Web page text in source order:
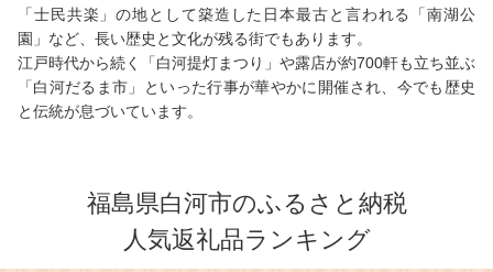
「士民共楽」の地として築造した日本最古と言われる「南湖公
園」など、長い歴史と文化が残る街でもあります。
江戸時代から続く「白河提灯まつり」や露店が約700軒も立ち並ぶ
「白河だるま市」といった行事が華やかに開催され、今でも歴史
と伝統が息づいています。
福島県白河市のふるさと納税
人気返礼品ランキング